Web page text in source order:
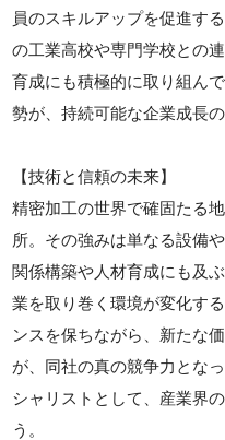
員のスキルアップを促進す
の工業高校や専門学校との
育成にも積極的に取り組ん
勢が、持続可能な企業成長
【技術と信頼の未来】
精密加工の世界で確固たる
所。その強みは単なる設備
関係構築や人材育成にも及
業を取り巻く環境が変化す
ンスを保ちながら、新たな
が、同社の真の競争力とな
シャリストとして、産業界
う。